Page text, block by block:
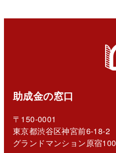
助成金の窓口
〒150-0001
東京都渋谷区神宮前6-18-2
グランドマンション原宿